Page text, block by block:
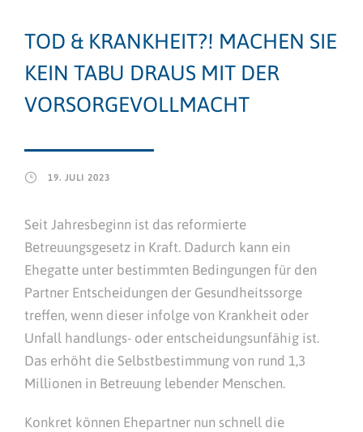
TOD & KRANKHEIT?! MACHEN SIE
KEIN TABU DRAUS MIT DER
VORSORGEVOLLMACHT
19. JULI 2023
Seit Jahresbeginn ist das reformierte
Betreuungsgesetz in Kraft. Dadurch kann ein
Ehegatte unter bestimmten Bedingungen für den
Partner Entscheidungen der Gesundheitssorge
treffen, wenn dieser infolge von Krankheit oder
Unfall handlungs- oder entscheidungsunfähig ist.
Das erhöht die Selbstbestimmung von rund 1,3
Millionen in Betreuung lebender Menschen.
Konkret können Ehepartner nun schnell die